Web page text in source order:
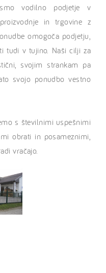
vodilno podjetje v
in trgovine z
omogoča podjetju,
tudi v tujino. Naši cilji za
svojim strankam pa
svojo ponudbo vestno
s številnimi uspešnimi
obrati in posameznimi,
vračajo.